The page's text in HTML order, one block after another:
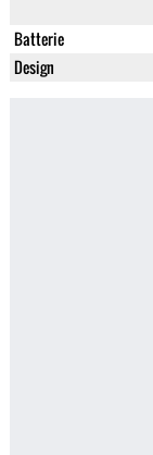
Batterie
Design